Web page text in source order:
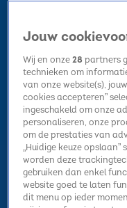
Home Radio luisteren
Volg Sky Radio
Zoeken
Jouw
Wij en onze28partners
technieken om
van onze website(s),
cookies accepteren”
ingeschakeld om onze
personaliseren, onze
om de prestaties van
„Huidige keuze
worden deze
gebruiken dan enkel
website goed te laten
dit menu op ieder